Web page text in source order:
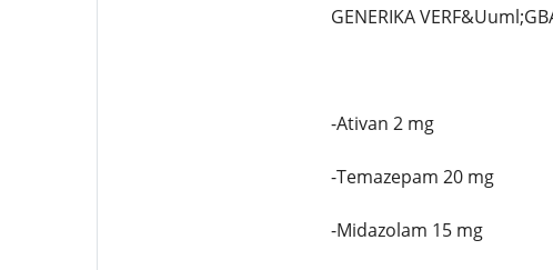
GENERIKA
-Ativan 2 mg
-Temazepam 20 mg
-Midazolam 15 mg